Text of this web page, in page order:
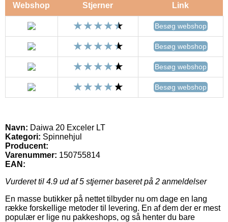
Webshop Stjerner Link
Besøg webshop
Besøg webshop
Besøg webshop
Besøg webshop
Navn: Daiwa 20 Exceler LT
Kategori: Spinnehjul
Producent:
Varenummer: 150755814
EAN:
Vurderet til 4.9 ud af 5 stjerner baseret på 2 anmeldelser
En masse butikker på nettet tilbyder nu om dage en lang
række forskellige metoder til levering. En af dem der er mest
populær er lige nu pakkeshops, og så henter du bare